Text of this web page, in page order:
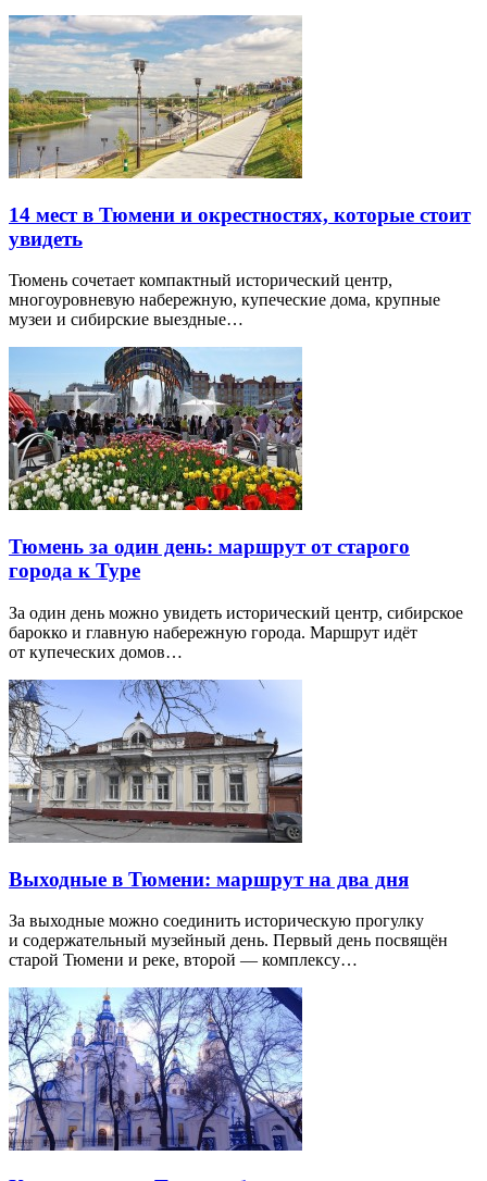
14 мест в Тюмени и окрестностях, которые стоит
увидеть
Тюмень сочетает компактный исторический центр,
многоуровневую набережную, купеческие дома, крупные
музеи и сибирские выездные…
Тюмень за один день: маршрут от старого
города к Туре
За один день можно увидеть исторический центр, сибирское
барокко и главную набережную города. Маршрут идёт
от купеческих домов…
Выходные в Тюмени: маршрут на два дня
За выходные можно соединить историческую прогулку
и содержательный музейный день. Первый день посвящён
старой Тюмени и реке, второй — комплексу…